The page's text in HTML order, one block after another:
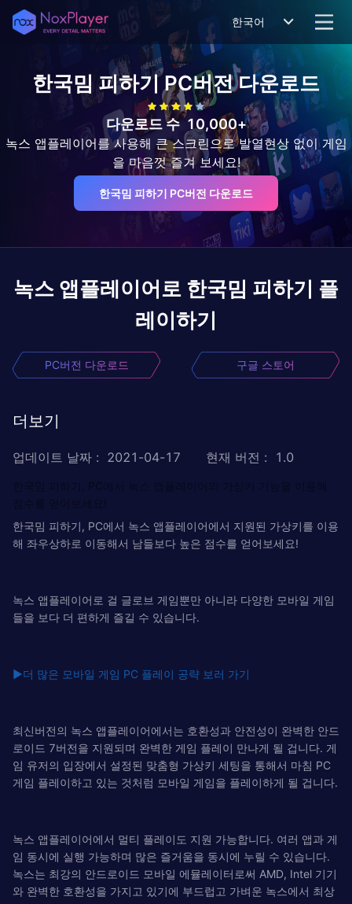
한국어
한국밈 피하기PC버전 다운로드
다운로드 수 10,000+
녹스 앱플레이어를 사용해 큰 스크린으로 발열현상 없이 게임
을 마음껏 즐겨 보세요!
한국밈 피하기 PC버전 다운로드
녹스 앱플레이어로 한국밈 피하기 플
레이하기
PC버전 다운로드 구글 스토어
더보기
업데이트 날짜 : 2021-04-17 현재 버전 : 1.0
한국밈 피하기, PC에서 녹스 앱플레이어의 가상키 기능을 이용해
점수를 얻어보세요!
한국밈 피하기, PC에서 녹스 앱플레이어에서 지원된 가상키를 이용
해 좌우상하로 이동해서 남들보다 높은 점수를 얻어보세요!
녹스 앱플레이어로 걸 글로브 게임뿐만 아니라 다양한 모바일 게임
들을 보다 더 편하게 즐길 수 있습니다.
▶더 많은 모바일 게임 PC 플레이 공략 보러 가기
최신버전의 녹스 앱플레이어에서는 호환성과 안전성이 완벽한 안드
로이드 7버전을 지원되며 완벽한 게임 플레이 만나게 될 겁니다. 게
임 유저의 입장에서 설정된 맞춤형 가상키 세팅을 통해서 마침 PC
게임 플레이하고 있는 것처럼 모바일 게임을 플레이하게 될 겁니다.
녹스 앱플레이어에서 멀티 플레이도 지원 가능합니다. 여러 앱과 게
임 동시에 실행 가능하며 많은 즐거움을 동시에 누릴 수 있습니다.
녹스는 최강의 안드로이드 모바일 에뮬레이터로써 AMD, Intel 기기
와 완벽한 호환성을 가지고 있기에 부드럽고 가벼운 녹스에서 최상